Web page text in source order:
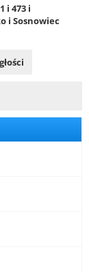
i 473 i
i Sosnowiec